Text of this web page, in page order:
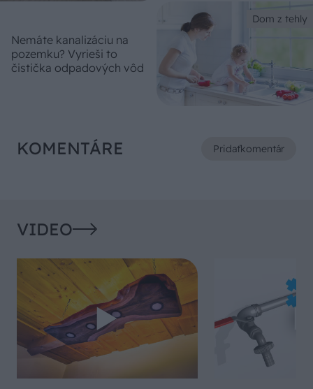
Dom z tehly
Nemáte kanalizáciu na
pozemku? Vyrieši to
čistička odpadových vôd
KOMENTÁRE Pridaťkomentár
VIDEO